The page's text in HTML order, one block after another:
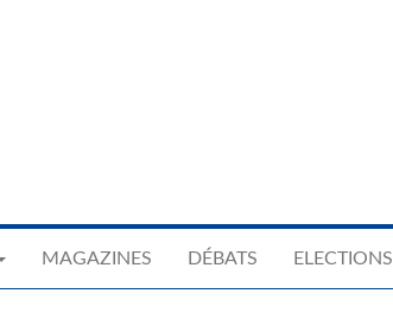
MAGAZINES DÉBATS ELECTIONS